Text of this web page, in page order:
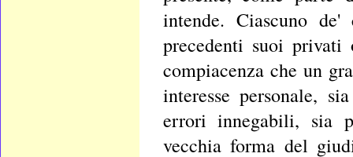
intende. Ciascuno
precedenti suoi
compiacenza che un
interesse personale,
errori innegabili, sia
vecchia forma del